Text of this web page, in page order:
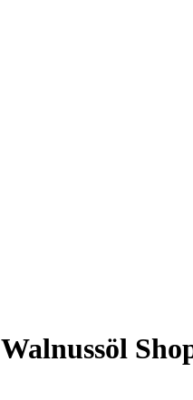
Walnussöl